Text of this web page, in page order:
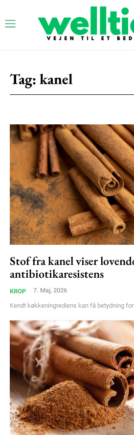
Tag: kanel
Stof fra kanel viser
antibiotikaresistens
KROP 7. Maj, 2026
Kendt køkkeningrediens kan få betydning